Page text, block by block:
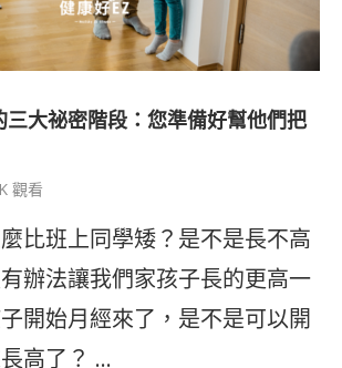
三大祕密階段：您準備好幫他們把
觀看
麼比班上同學矮？是不是長不高
辦法讓我們家孩子長的更高一
開始月經來了，是不是可以開
高了？ …